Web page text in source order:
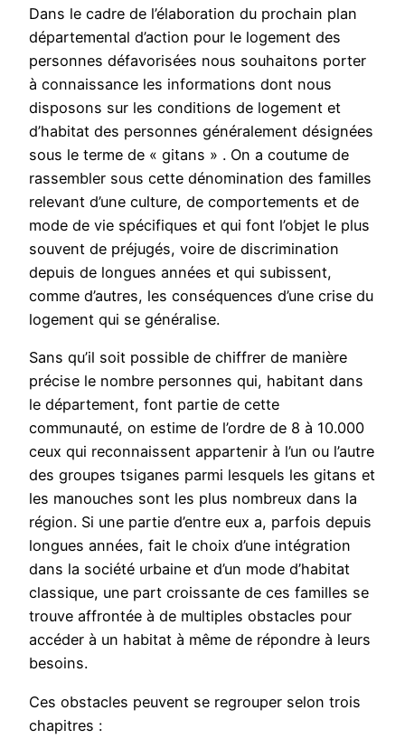
Dans le cadre de l’élaboration du prochain plan
départemental d’action pour le logement des
personnes défavorisées nous souhaitons porter
à connaissance les informations dont nous
disposons sur les conditions de logement et
d’habitat des personnes généralement désignées
sous le terme de « gitans » . On a coutume de
rassembler sous cette dénomination des familles
relevant d’une culture, de comportements et de
mode de vie spécifiques et qui font l’objet le plus
souvent de préjugés, voire de discrimination
depuis de longues années et qui subissent,
comme d’autres, les conséquences d’une crise du
logement qui se généralise.
Sans qu’il soit possible de chiffrer de manière
précise le nombre personnes qui, habitant dans
le département, font partie de cette
communauté, on estime de l’ordre de 8 à 10.000
ceux qui reconnaissent appartenir à l’un ou l’autre
des groupes tsiganes parmi lesquels les gitans et
les manouches sont les plus nombreux dans la
région. Si une partie d’entre eux a, parfois depuis
longues années, fait le choix d’une intégration
dans la société urbaine et d’un mode d’habitat
classique, une part croissante de ces familles se
trouve affrontée à de multiples obstacles pour
accéder à un habitat à même de répondre à leurs
besoins.
Ces obstacles peuvent se regrouper selon trois
chapitres :